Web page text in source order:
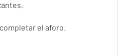
el aforo.